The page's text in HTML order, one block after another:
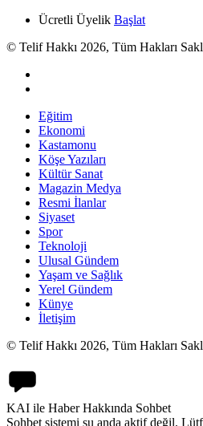
Ücretli Üyelik Başlat
© Telif Hakkı 2026, Tüm Hakları
Eğitim
Ekonomi
Kastamonu
Köşe Yazıları
Kültür Sanat
Magazin Medya
Resmi İlanlar
Siyaset
Spor
Teknoloji
Ulusal Gündem
Yaşam ve Sağlık
Yerel Gündem
Künye
İletişim
© Telif Hakkı 2026, Tüm Hakları
KAI ile Haber Hakkında Sohbet
Sohbet sistemi şu anda aktif değil.